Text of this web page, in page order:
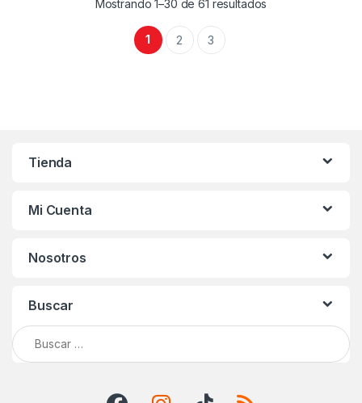
Mostrando 1–30 de 61 resultados
1 2 3
Tienda
Mi Cuenta
Nosotros
Buscar
Buscar: